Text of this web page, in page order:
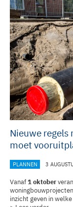
Nieuwe
moet
PLANNEN 3
Vanaf1 oktober
inzicht geven in